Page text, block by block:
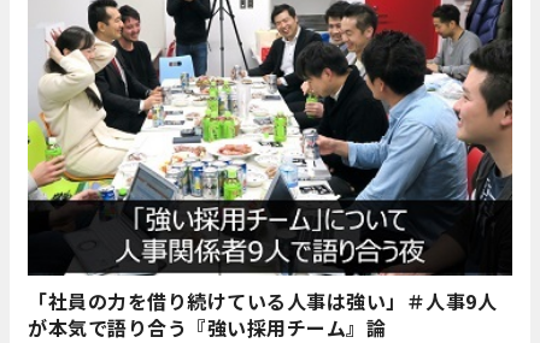
「社員の力を借り続けている人事は強い」＃人事9人
が本気で語り合う『強い採用チーム』論